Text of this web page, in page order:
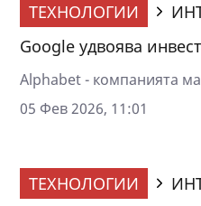
ТЕХНОЛОГИИ
Google удвоява
Аlphabet - компанията
05 Фев 2026, 11:01
ТЕХНОЛОГИИ